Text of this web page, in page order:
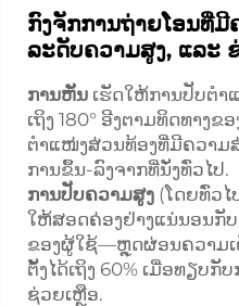
ກົງຈັກການຖ່າຍໂອນທີ່
ລະດັບຄວາມສູງ, ແລະ
ການຫັນ ເຮັດໃຫ້ການປັບຕຳ
ເຖິງ 180° ອີງຕາມທິດທາງຂ
ຕຳແໜ່ງສ່ວນທ້ອງທີ່ມີຄວາມສ່
ການຂຶ້ນ-ລົງຈາກທີ່ນັ່ງທົ່ວໄປ.
ການປັບຄວາມສູງ (ໂດຍທົ່ວໄ
ໃຫ້ສອດຄ່ອງຢ່າງແນ່ນອນກັ
ຂອງຜູ້ໃຊ້—ຫຼຸດຜ່ອນຄວາມເ
ຕັ້ງໄດ້ເຖິງ 60% ເມື່ອທຽບກັ
ຊ່ວຍເຫຼືອ.